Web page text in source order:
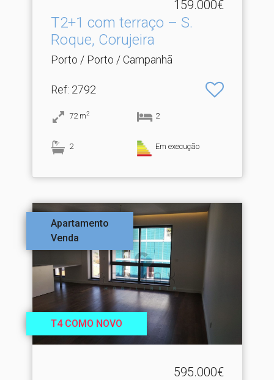
159.000€
T2+1 com terraço – S.​
Roque, Corujeira
Porto / Porto / Campanhã
Ref: 2792
72 m2 2
2 Em execução
Apartamento
Venda
T4 COMO NOVO
595.000€